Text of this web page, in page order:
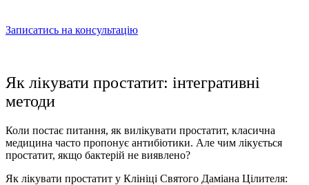
Записатись на консультацію
Як лікувати простатит: інтегративні
методи
Коли постає питання, як вилікувати простатит, класична
медицина часто пропонує антибіотики. Але чим лікується
простатит, якщо бактерій не виявлено?
Як лікувати простатит у Клініці Святого Даміана Цілителя: